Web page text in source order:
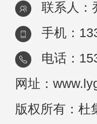
联系人：
手机：
电话：
网址：
版权所有：杜